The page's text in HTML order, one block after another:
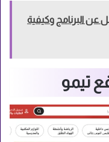
البرنامج وكيفية
تيمو